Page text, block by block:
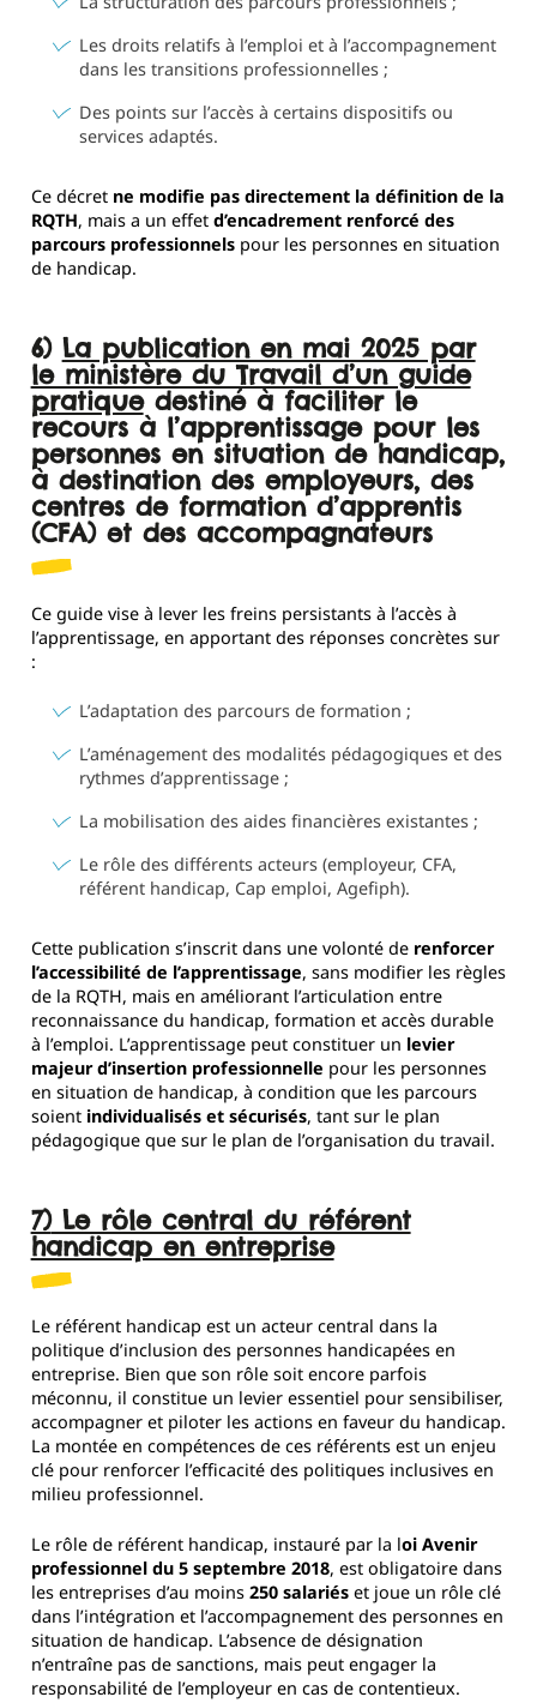
Les droits relatifs à l’emploi et à l’accompagnement
dans les transitions professionnelles ;
Des points sur l’accès à certains dispositifs ou
services adaptés.
Ce décret ne modifie pas directement la définition de la
RQTH, mais a un effet d’encadrement renforcé des
parcours professionnelspour les personnes en situation
de handicap.
6) La publication en mai 2025 par
le ministère du Travail d’un guide
pratiquedestiné à faciliter le
recours à l’apprentissage pour les
personnes en situation de handicap,
à destination des employeurs, des
centres de formation d’apprentis
(CFA) et des accompagnateurs
Ce guide vise à lever les freins persistants à l’accès à
l’apprentissage, en apportant des réponses concrètes sur
:
L’adaptation des parcours de formation ;
L’aménagement des modalités pédagogiques et des
rythmes d’apprentissage ;
La mobilisation des aides financières existantes ;
Le rôle des différents acteurs (employeur, CFA,
référent handicap, Cap emploi, Agefiph).
Cette publication s’inscrit dans une volonté de renforcer
l’accessibilité de l’apprentissage, sans modifier les règles
de la RQTH, mais en améliorant l’articulation entre
reconnaissance du handicap, formation et accès durable
à l’emploi. L’apprentissage peut constituer un levier
majeur d’insertion professionnelle pour les personnes
en situation de handicap, à condition que les parcours
soient individualisés et sécurisés, tant sur le plan
pédagogique que sur le plan de l’organisation du travail.
7) Le rôle central du référent
handicap en entreprise
Le référent handicap est un acteur central dans la
politique d’inclusion des personnes handicapées en
entreprise. Bien que son rôle soit encore parfois
méconnu, il constitue un levier essentiel pour sensibiliser,
accompagner et piloter les actions en faveur du handicap.
La montée en compétences de ces référents est un enjeu
clé pour renforcer l’efficacité des politiques inclusives en
milieu professionnel.
Le rôle de référent handicap, instauré par la loi Avenir
professionnel du 5 septembre 2018, est obligatoire dans
les entreprises d’au moins 250 salariéset joue un rôle clé
dans l’intégration et l’accompagnement des personnes en
situation de handicap. L’absence de désignation
n’entraîne pas de sanctions, mais peut engager la
responsabilité de l’employeur en cas de contentieux.